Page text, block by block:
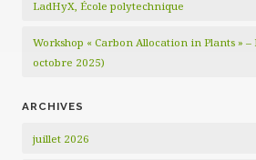
LadHyX, École polytechnique
Workshop « Carbon Allocation in Plants » –
octobre 2025)
ARCHIVES
juillet 2026